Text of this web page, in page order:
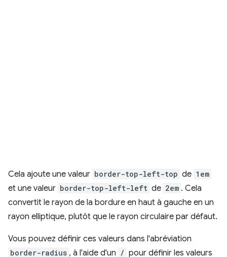
Cela ajoute une valeur border-top-left-top de 1em
et une valeur border-top-left-left de 2em . Cela
convertit le rayon de la bordure en haut à gauche en un
rayon elliptique, plutôt que le rayon circulaire par défaut.
Vous pouvez définir ces valeurs dans l'abréviation
border-radius , à l'aide d'un / pour définir les valeurs